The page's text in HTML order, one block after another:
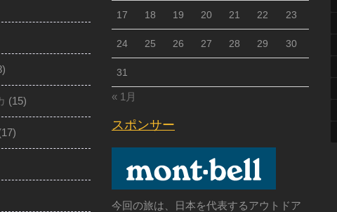
(15)
17 18 19 20 21 22 23
24 25 26 27 28 29 30
31
« 1月
スポンサー
今回の旅は、日本を代表するアウトドア